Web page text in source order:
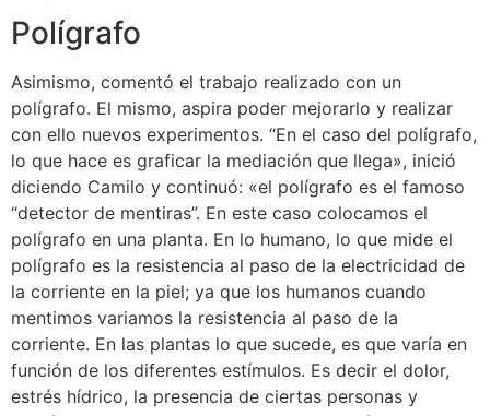
Polígrafo
Asimismo, comentó el trabajo realizado con un
polígrafo. El mismo, aspira poder mejorarlo y realizar
con ello nuevos experimentos. “En el caso del polígrafo,
lo que hace es graficar la mediación que llega», inició
diciendo Camilo y continuó: «el polígrafo es el famoso
“detector de mentiras”. En este caso colocamos el
polígrafo en una planta. En lo humano, lo que mide el
polígrafo es la resistencia al paso de la electricidad de
la corriente en la piel; ya que los humanos cuando
mentimos variamos la resistencia al paso de la
corriente. En las plantas lo que sucede, es que varía en
función de los diferentes estímulos. Es decir el dolor,
estrés hídrico, la presencia de ciertas personas y